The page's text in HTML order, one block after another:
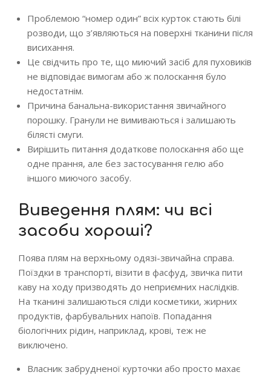
Проблемою “номер один” всіх курток стають білі
розводи, що з’являються на поверхні тканини після
висихання.
Це свідчить про те, що миючий засіб для пуховиків
не відповідає вимогам або ж полоскання було
недостатнім.
Причина банальна-використання звичайного
порошку. Гранули не вимиваються і залишають
білясті смуги.
Вирішить питання додаткове полоскання або ще
одне прання, але без застосування гелю або
іншого миючого засобу.
Виведення плям: чи всі
засоби хороші?
Поява плям на верхньому одязі-звичайна справа.
Поїздки в транспорті, візити в фасфуд, звичка пити
каву на ходу призводять до неприємних наслідків.
На тканині залишаються сліди косметики, жирних
продуктів, фарбувальних напоїв. Попадання
біологічних рідин, наприклад, крові, теж не
виключено.
Власник забрудненої курточки або просто махає